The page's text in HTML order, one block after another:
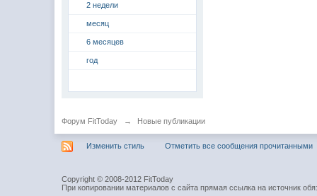
2 недели
месяц
6 месяцев
год
Форум FitToday → Новые публикации
Изменить стиль Отметить все сообщения прочитанными
Copyright © 2008-2012 FitToday
При копировании материалов с сайта прямая ссылка на источник